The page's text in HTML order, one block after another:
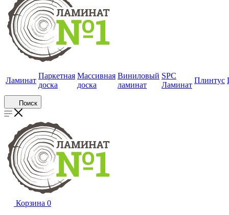
Ламинат
Паркетная
доска
Массивная
доска
Виниловый
ламинат
SPC
Ламинат
Плинтус
Поиск
Корзина 0